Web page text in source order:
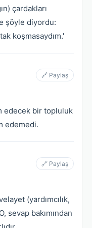
çardakları
şöyle diyordu:
koşmasaydım.'
🔗 Paylaş
edecek bir topluluk
edemedi.
🔗 Paylaş
(yardımcılık,
sevap bakımından